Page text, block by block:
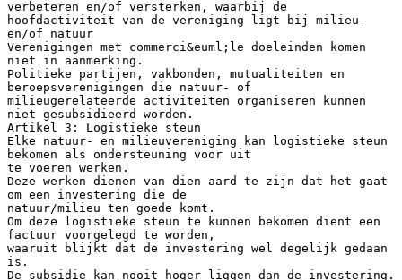
verbeteren en/of versterken, waarbij de
hoofdactiviteit van de vereniging ligt bij milieu-
en/of natuur
Verenigingen met commerci&euml;le doeleinden komen
niet in aanmerking.
Politieke partijen, vakbonden, mutualiteiten en
beroepsverenigingen die natuur- of
milieugerelateerde activiteiten organiseren kunnen
niet gesubsidieerd worden.
Artikel 3: Logistieke steun
Elke natuur- en milieuvereniging kan logistieke steun
bekomen als ondersteuning voor uit
te voeren werken.
Deze werken dienen van dien aard te zijn dat het gaat
om een investering die de
natuur/milieu ten goede komt.
Om deze logistieke steun te kunnen bekomen dient een
factuur voorgelegd te worden,
waaruit blijkt dat de investering wel degelijk gedaan
is.
De subsidie kan nooit hoger liggen dan de investering.